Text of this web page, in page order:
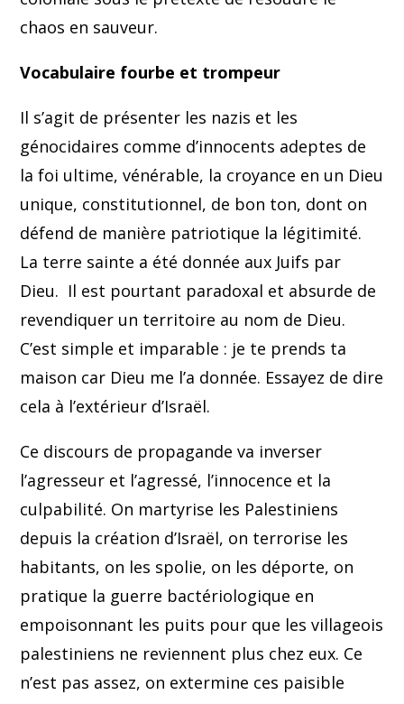
chaos en sauveur.
Vocabulaire fourbe et trompeur
Il s’agit de présenter les nazis et les
génocidaires comme d’innocents adeptes de
la foi ultime, vénérable, la croyance en un Dieu
unique, constitutionnel, de bon ton, dont on
défend de manière patriotique la légitimité.
La terre sainte a été donnée aux Juifs par
Dieu. Il est pourtant paradoxal et absurde de
revendiquer un territoire au nom de Dieu.
C’est simple et imparable : je te prends ta
maison car Dieu me l’a donnée. Essayez de dire
cela à l’extérieur d’Israël.
Ce discours de propagande va inverser
l’agresseur et l’agressé, l’innocence et la
culpabilité. On martyrise les Palestiniens
depuis la création d’Israël, on terrorise les
habitants, on les spolie, on les déporte, on
pratique la guerre bactériologique en
empoisonnant les puits pour que les villageois
palestiniens ne reviennent plus chez eux. Ce
n’est pas assez, on extermine ces paisible